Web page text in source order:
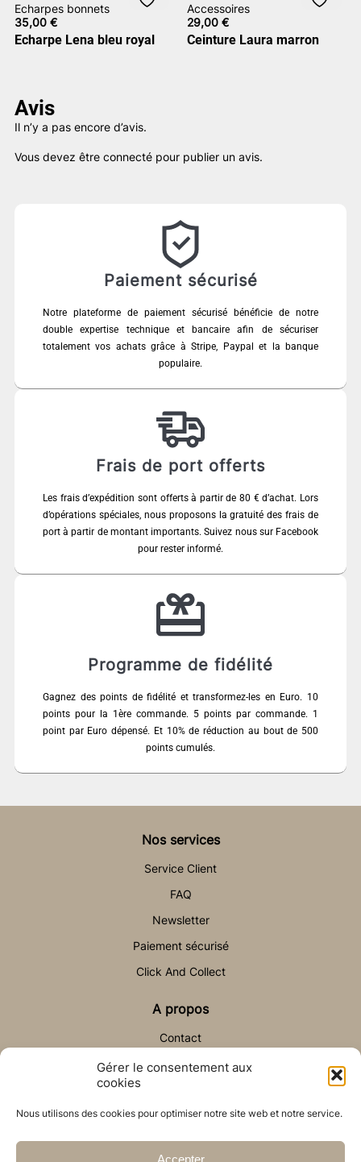
Gérer le consentement aux
cookies
Nous utilisons des cookies pour optimiser notre site web et notre service.
Accepter
Echarpes bonnets
35,00 €
Echarpe Lena bleu royal
Accessoires
29,00€
Ceinture Laura marron
Avis
Il n’y a pas encore d’avis.
Vous devez être connecté pour publier un avis.
Paiement sécurisé
Notre plateforme de paiement sécurisé bénéficie de notre
double expertise technique et bancaire afin de sécuriser
totalement vos achats grâce à Stripe, Paypal et la banque
populaire.
Frais de port offerts
Les frais d’expédition sont offerts à partir de 80 € d’achat. Lors
d’opérations spéciales, nous proposons la gratuité des frais de
port à partir de montant importants. Suivez nous sur Facebook
pour rester informé.
Programme de fidélité
Gagnez des points de fidélité et transformez-les en Euro. 10
points pour la 1ère commande. 5 points par commande. 1
point par Euro dépensé. Et 10% de réduction au bout de 500
points cumulés.
Nos services
Service Client
FAQ
Newsletter
Paiement sécurisé
Click And Collect
A propos
Contact
Aide & Contact